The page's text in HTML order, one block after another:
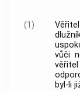
(1)
vůči
byl-li